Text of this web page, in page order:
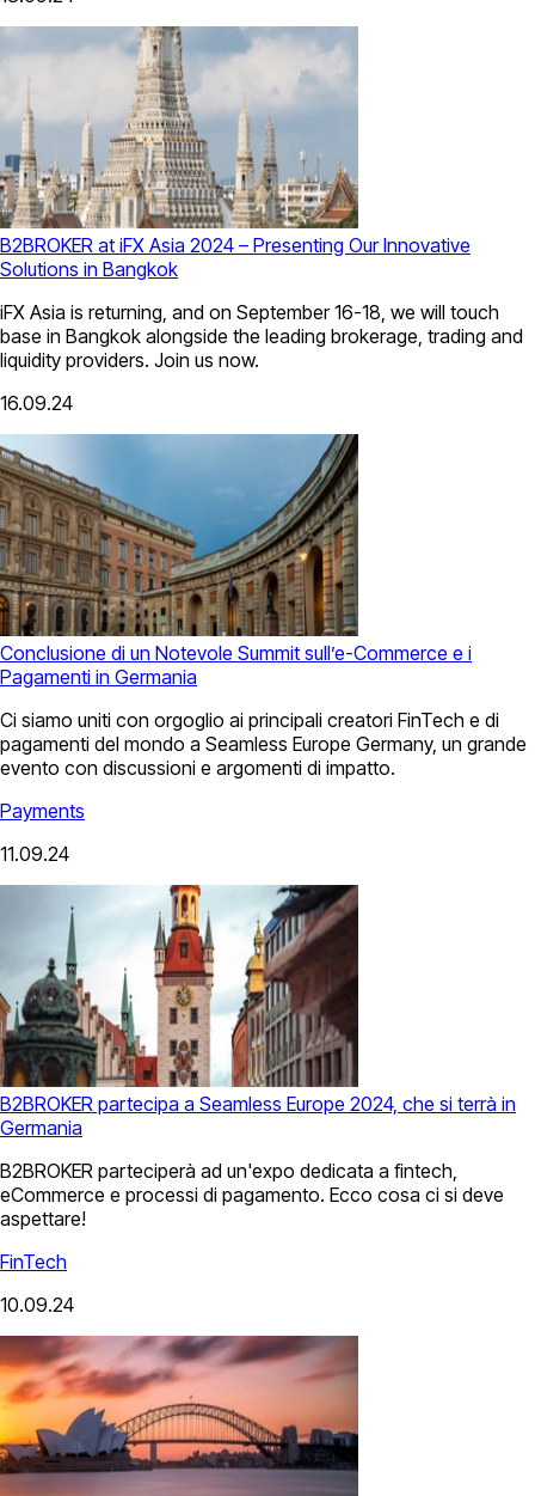
B2BROKER at iFX Asia 2024 – Presenting Our Innovative
Solutions in Bangkok
iFX Asia is returning, and on September 16-18, we will touch
base in Bangkok alongside the leading brokerage, trading and
liquidity providers. Join us now.
16.09.24
Conclusione di un Notevole Summit sull’e-Commerce e i
Pagamenti in Germania
Ci siamo uniti con orgoglio ai principali creatori FinTech e di
pagamenti del mondo a Seamless Europe Germany, un grande
evento con discussioni e argomenti di impatto.
Payments
11.09.24
B2BROKER partecipa a Seamless Europe 2024, che si terrà in
Germania
B2BROKER parteciperà ad un'expo dedicata a fintech,
eCommerce e processi di pagamento. Ecco cosa ci si deve
aspettare!
FinTech
10.09.24